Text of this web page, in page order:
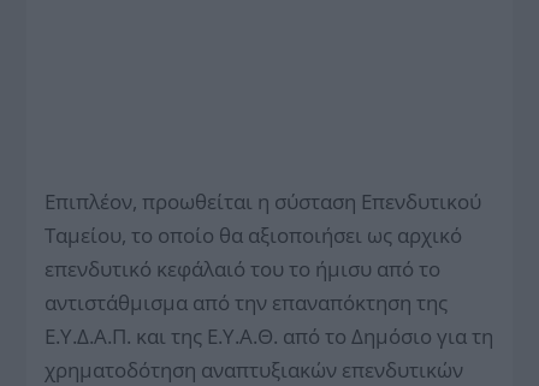
Επιπλέον, προωθείται η σύσταση Επενδυτικού
Ταμείου, το οποίο θα αξιοποιήσει ως αρχικό
επενδυτικό κεφάλαιό του το ήμισυ από το
αντιστάθμισμα από την επαναπόκτηση της
Ε.Υ.Δ.Α.Π. και της Ε.Υ.Α.Θ. από το Δημόσιο για τη
χρηματοδότηση αναπτυξιακών επενδυτικών